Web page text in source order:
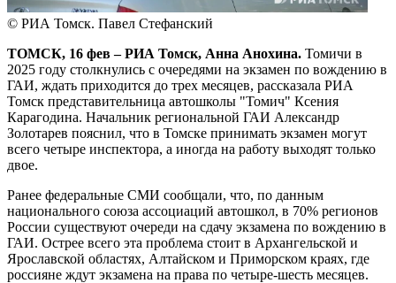
© РИА Томск. Павел Стефанский
ТОМСК, 16 фев – РИА Томск, Анна Анохина. Томичи в
2025 году столкнулись с очередями на экзамен по вождению в
ГАИ, ждать приходится до трех месяцев, рассказала РИА
Томск представительница автошколы "Томич" Ксения
Карагодина. Начальник региональной ГАИ Александр
Золотарев пояснил, что в Томске принимать экзамен могут
всего четыре инспектора, а иногда на работу выходят только
двое.
Ранее федеральные СМИ сообщали, что, по данным
национального союза ассоциаций автошкол, в 70% регионов
России существуют очереди на сдачу экзамена по вождению в
ГАИ. Острее всего эта проблема стоит в Архангельской и
Ярославской областях, Алтайском и Приморском краях, где
россияне ждут экзамена на права по четыре-шесть месяцев.